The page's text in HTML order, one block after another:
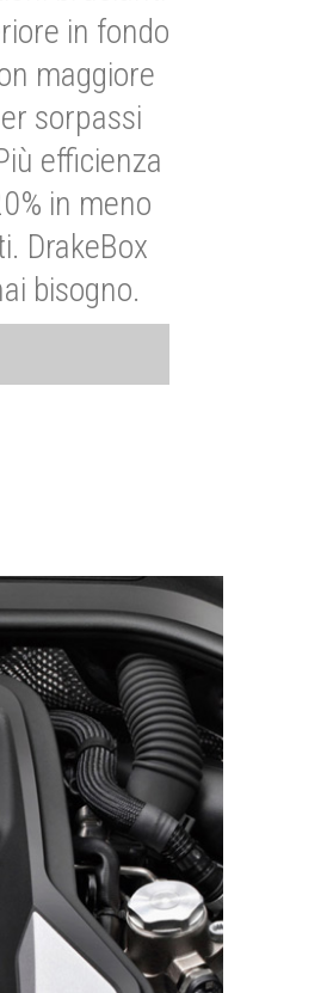
in fondo
maggiore
sorpassi
efficienza
in meno
DrakeBox
bisogno.